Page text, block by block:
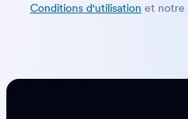
Conditions d'utilisation et notre